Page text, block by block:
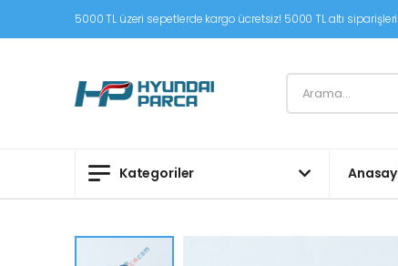
5000 TL üzeri sepetlerde kargo ücretsiz! 5000 TL altı
Kategoriler